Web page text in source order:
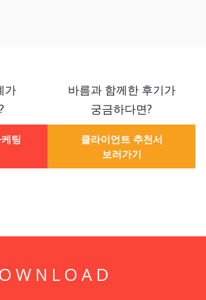
가
바름과 함께한 후기가
궁금하다면?
팅
클라이언트 추천서
보러가기